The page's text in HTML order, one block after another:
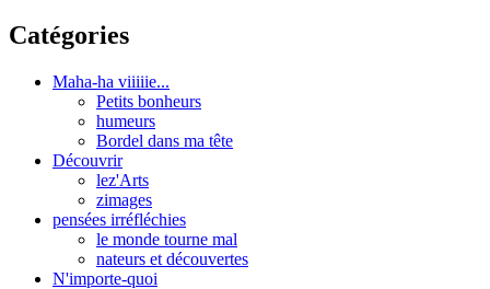
Catégories
Maha-ha viiiiie...
Petits bonheurs
humeurs
Bordel dans ma tête
Découvrir
lez'Arts
zimages
pensées irréfléchies
le monde tourne mal
nateurs et découvertes
N'importe-quoi